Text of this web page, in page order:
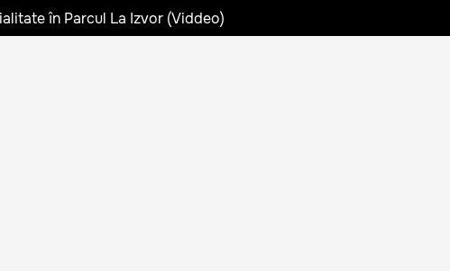
în Parcul La Izvor (Viddeo)